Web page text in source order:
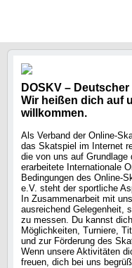
DOSKV –
Wir heißen dich auf
willkommen.
Als Verband der Online-
das Skatspiel im Internet
die von uns auf Grundlage
erarbeitete Internationale
Bedingungen des Online-
e.V. steht der sportliche
In Zusammenarbeit mit
ausreichend Gelegenheit,
zu messen. Du kannst
Möglichkeiten, Turniere,
und zur Förderung des
Wenn unsere Aktivitäten
freuen, dich bei uns